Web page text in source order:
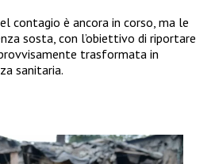
contagio è ancora in corso, ma le
sosta, con l’obiettivo di riportare
trasformata in
sanitaria.